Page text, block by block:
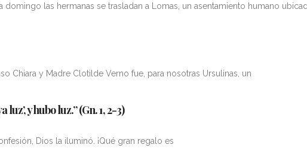
domingo las hermanas se trasladan a Lomas, un asentamiento humano
Chiara y Madre Clotilde Verno fue, para nosotras Ursulinas, un
y hubo luz.” (Gn. 1, 2-3)
Dios la iluminó. ¡Qué gran regalo es